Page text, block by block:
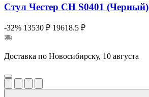
Стул Честер СН S0401 (Черный)
-32% 13530 ₽ 19618.5 ₽
Доставка по Новосибирску, 10 августа